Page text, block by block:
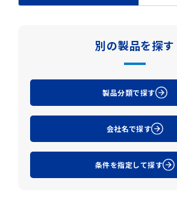
別の製品を探す
製品分類で探す
会社名で探す
条件を指定して探す